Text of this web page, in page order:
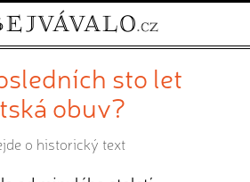
sto let
obuv?
o historický text